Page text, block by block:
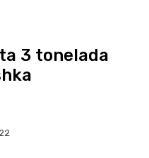
3 tonelada